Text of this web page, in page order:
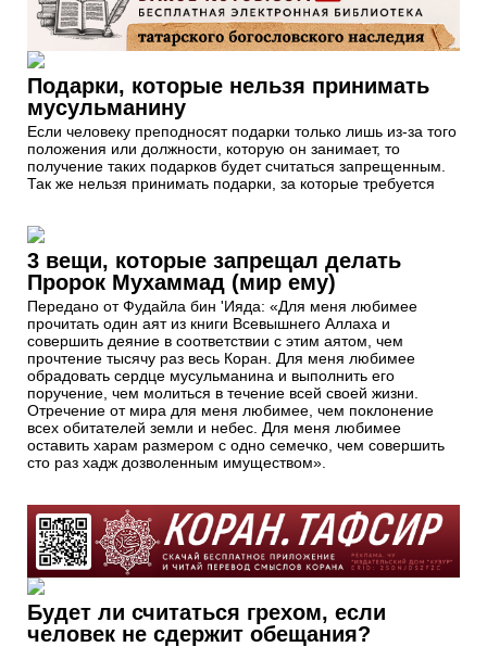
Подарки, которые нельзя принимать
мусульманину
Если человеку преподносят подарки только лишь из-за того
положения или должности, которую он занимает, то
получение таких подарков будет считаться запрещенным.
Так же нельзя принимать подарки, за которые требуется
3 вещи, которые запрещал делать
Пророк Мухаммад (мир ему)
Передано от Фудайла бин 'Ияда: «Для меня любимее
прочитать один аят из книги Всевышнего Аллаха и
совершить деяние в соответствии с этим аятом, чем
прочтение тысячу раз весь Коран. Для меня любимее
обрадовать сердце мусульманина и выполнить его
поручение, чем молиться в течение всей своей жизни.
Отречение от мира для меня любимее, чем поклонение
всех обитателей земли и небес. Для меня любимее
оставить харам размером с одно семечко, чем совершить
сто раз хадж дозволенным имуществом».
Будет ли считаться грехом, если
человек не сдержит обещания?